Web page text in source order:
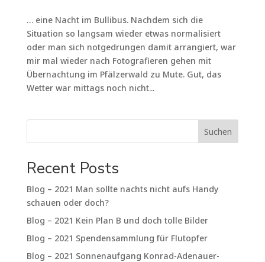
… eine Nacht im Bullibus. Nachdem sich die
Situation so langsam wieder etwas normalisiert
oder man sich notgedrungen damit arrangiert, war
mir mal wieder nach Fotografieren gehen mit
Übernachtung im Pfälzerwald zu Mute. Gut, das
Wetter war mittags noch nicht...
Suchen
Recent Posts
Blog – 2021 Man sollte nachts nicht aufs Handy
schauen oder doch?
Blog – 2021 Kein Plan B und doch tolle Bilder
Blog – 2021 Spendensammlung für Flutopfer
Blog – 2021 Sonnenaufgang Konrad-Adenauer-